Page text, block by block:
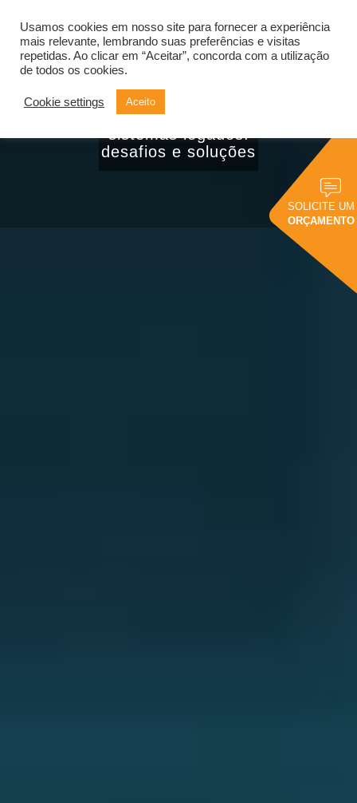
SOLICITE UM
ORÇAMENTO
Alternar
Como integrar BI a
sistemas legados:
desafios e soluções
Usamos cookies em nosso site para fornecer a experiência
mais relevante, lembrando suas preferências e visitas
repetidas. Ao clicar em “Aceitar”, concorda com a utilização
de todos os cookies.
Cookie settings Aceito